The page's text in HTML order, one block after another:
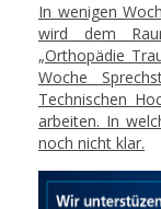
In wenigen
wird dem
„Orthopädie
Woche
Technischen
arbeiten. In
noch nicht klar.